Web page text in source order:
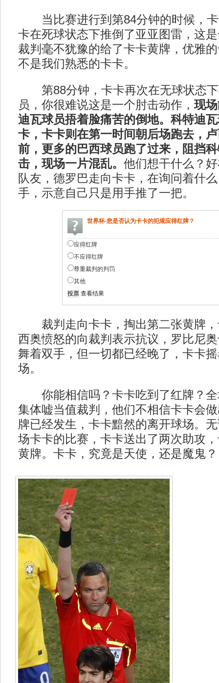
当比赛进行到第84分钟的时候，卡
卡在死球状态下推倒了亚亚图雷，这
裁判毫不犹豫的给了卡卡黄牌，优雅
不是我们熟悉的卡卡。
第88分钟，卡卡再次在无球状态下
员，你很难说这是一个肘击动作，现
迪瓦球员捂着脸痛苦的倒地。科特迪
卡，卡卡则在第一时间朝后场跑去，
前，更多的巴西球员跑了过来，阻挡
击，现场一片混乱。 他们想干什么？
队友，德罗巴走向卡卡，在询问着什
手，示意自己只是用手推了一把。
世界杯-您是否认为卡卡的犯规应得红牌？
应得红牌
不应得红牌
尊重裁判的判罚
其他
查看结果
裁判走向卡卡，掏出第二张黄牌，
西奥愤怒的向裁判表示抗议，罗比尼
舞着双手，但一切都已经晚了，卡卡
场。
你能相信吗？卡卡吃到了红牌？全
集体嘘当值裁判，他们不相信卡卡会
牌已经发生，卡卡黯然的离开球场。
场卡卡的比赛，卡卡送出了两次助攻
黄牌。卡卡，究竟是天使，还是魔鬼？